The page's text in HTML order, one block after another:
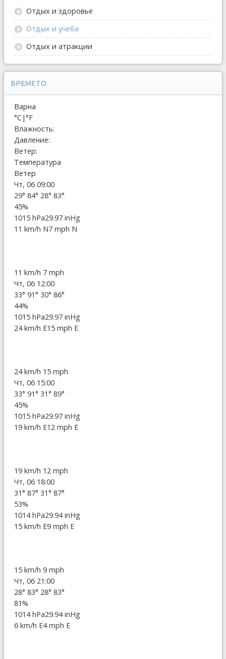
Отдых и здоровье
Отдых и учеба
Отдых и атракции
ВРЕМЕТО
Варна
°C|°F
Влажность:
Давление:
Ветер:
Температура
Ветер
Чт, 06 09:00
29° 84° 28° 83°
45%
1015 hPa29.97 inHg
11 km/h N7 mph N
11 km/h 7 mph
Чт, 06 12:00
33° 91° 30° 86°
44%
1015 hPa29.97 inHg
24 km/h E15 mph E
24 km/h 15 mph
Чт, 06 15:00
33° 91° 31° 89°
45%
1015 hPa29.97 inHg
19 km/h E12 mph E
19 km/h 12 mph
Чт, 06 18:00
31° 87° 31° 87°
53%
1014 hPa29.94 inHg
15 km/h E9 mph E
15 km/h 9 mph
Чт, 06 21:00
28° 83° 28° 83°
81%
1014 hPa29.94 inHg
6 km/h E4 mph E